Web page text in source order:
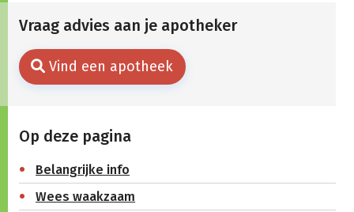
Vraag advies aan je apotheker
Vind een apotheek
Op deze pagina
Belangrijke info
Wees waakzaam